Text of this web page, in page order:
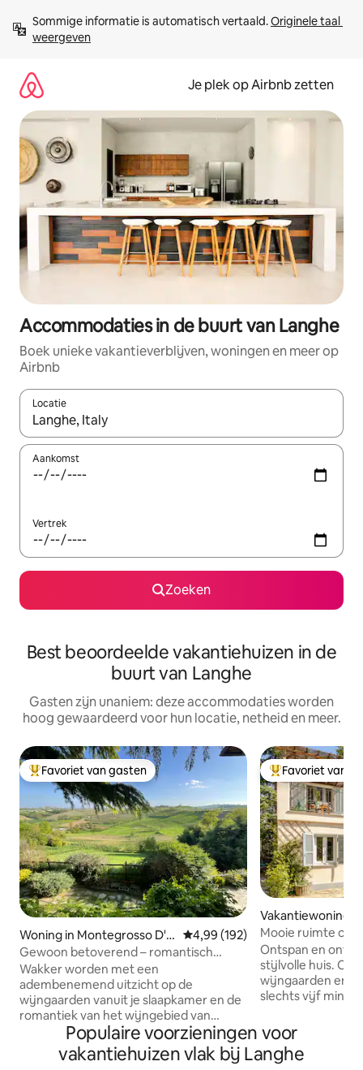
direct
naar
Sommige informatie is automatisch vertaald. Originele taal
weergeven
Je plek op Airbnb zetten
Accommodaties in de buurt van Langhe
Boek unieke vakantieverblijven, woningen en meer op
Airbnb
Locatie
Wanneer er resultaten beschikbaar zijn, maak je een keuze
Aankomst
Vertrek
Zoeken
Best beoordeelde vakantiehuizen in de
buurt van Langhe
Gasten zijn unaniem: deze accommodaties worden
hoog gewaardeerd voor hun locatie, netheid en meer.
Topfavoriet van gasten
Favoriet van gasten
Woning in Montegrosso D'a
sti
Gemiddelde beoordeling van
4,99 (192)
Gewoon betoverend – romantisch
uitzicht op de wijngaard
Wakker worden met een
adembenemend uitzicht op de
wijngaarden vanuit je slaapkamer en de
romantiek van het wijngebied van
Piemonte ervaren. Ontspan op je
privéterras met een glas Barbera terwijl
de zon ondergaat achter de glooiende
Topfavoriet van
Favoriet van
Vakantiewoning
ano d'Asti
Mooie ruimte om
Ontspan en
stijlvolle huis.
wijngaarden en
slechts vijf
die de heuvels
Monferrato
genieten in de
Populaire voorzieningen voor
vakantiehuizen vlak bij Langhe